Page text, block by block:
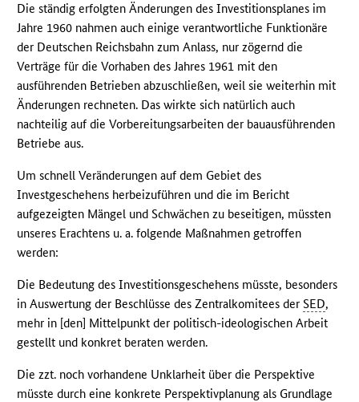
Die ständig erfolgten Änderungen des Investitionsplanes im
Jahre 1960 nahmen auch einige verantwortliche Funktionäre
der Deutschen Reichsbahn zum Anlass, nur zögernd die
Verträge für die Vorhaben des Jahres 1961 mit den
ausführenden Betrieben abzuschließen, weil sie weiterhin mit
Änderungen rechneten. Das wirkte sich natürlich auch
nachteilig auf die Vorbereitungsarbeiten der bauausführenden
Betriebe aus.
Um schnell Veränderungen auf dem Gebiet des
Investgeschehens herbeizuführen und die im Bericht
aufgezeigten Mängel und Schwächen zu beseitigen, müssten
unseres Erachtens u. a. folgende Maßnahmen getroffen
werden:
Die Bedeutung des Investitionsgeschehens müsste, besonders
in Auswertung der Beschlüsse des Zentralkomitees derSED,
mehr in [den] Mittelpunkt der politisch-ideologischen Arbeit
gestellt und konkret beraten werden.
Die zzt. noch vorhandene Unklarheit über die Perspektive
müsste durch eine konkrete Perspektivplanung als Grundlage